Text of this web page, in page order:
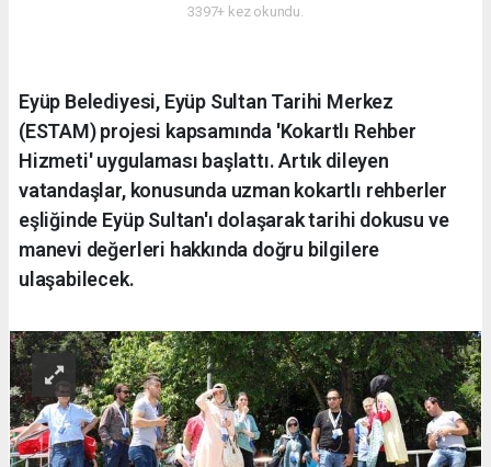
3397+ kez okundu.
Eyüp Belediyesi, Eyüp Sultan Tarihi Merkez
(ESTAM) projesi kapsamında 'Kokartlı Rehber
Hizmeti' uygulaması başlattı. Artık dileyen
vatandaşlar, konusunda uzman kokartlı rehberler
eşliğinde Eyüp Sultan'ı dolaşarak tarihi dokusu ve
manevi değerleri hakkında doğru bilgilere
ulaşabilecek.